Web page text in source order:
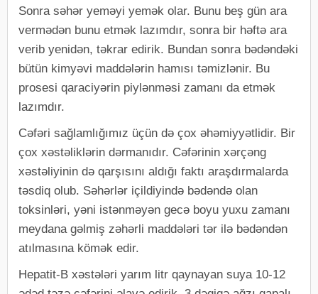
Sonra səhər yeməyi yemək olar. Bunu beş gün ara
vermədən bunu etmək lazımdır, sonra bir həftə ara
verib yenidən, təkrar edirik. Bundan sonra bədəndəki
bütün kimyəvi maddələrin hamısı təmizlənir. Bu
prosesi qaraciyərin piylənməsi zamanı da etmək
lazımdır.
Cəfəri sağlamlığımız üçün də çox əhəmiyyətlidir. Bir
çox xəstəliklərin dərmanıdır. Cəfərinin xərçəng
xəstəliyinin də qarşısını aldığı faktı araşdırmalarda
təsdiq olub. Səhərlər içildiyində bədəndə olan
toksinləri, yəni istənməyən gecə boyu yuxu zamanı
meydana gəlmiş zəhərli maddələri tər ilə bədəndən
atılmasına kömək edir.
Hepatit-B xəstələri yarım litr qaynayan suya 10-12